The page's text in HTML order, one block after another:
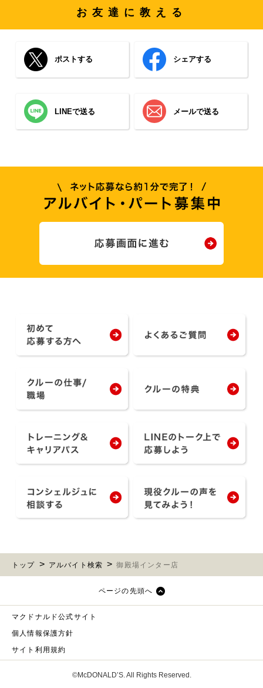
お友達に教える
ポストする シェアする
LINEで送る メールで送る
トップ アルバイト検索 御殿場インター店
ページの先頭へ
マクドナルド公式サイト
個人情報保護方針
サイト利用規約
©McDONALD’S. All Rights Reserved.